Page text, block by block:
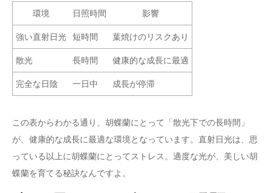
環境 日照時間 影響
強い直射日光 短時間 葉焼けのリスクあり
散光 長時間 健康的な成長に最適
完全な日陰 一日中 成長が停滞
この表からわかる通り、胡蝶蘭にとって「散光下での長時間」
が、健康的な成長に最適な環境となっています。直射日光は、思
っている以上に胡蝶蘭にとってストレス。適度な光が、美しい胡
蝶蘭を育てる秘訣なんですよ。